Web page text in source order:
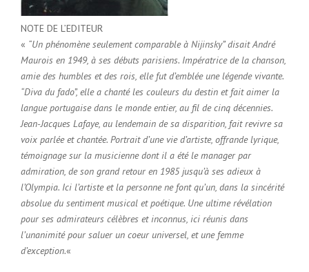
NOTE DE L’EDITEUR
« “Un phénomène seulement comparable à Nijinsky” disait André
Maurois en 1949, à ses débuts parisiens. Impératrice de la chanson,
amie des humbles et des rois, elle fut d’emblée une légende vivante.
“Diva du fado”, elle a chanté les couleurs du destin et fait aimer la
langue portugaise dans le monde entier, au fil de cinq décennies.
Jean-Jacques Lafaye, au lendemain de sa disparition, fait revivre sa
voix parlée et chantée. Portrait d’une vie d’artiste, offrande lyrique,
témoignage sur la musicienne dont il a été le manager par
admiration, de son grand retour en 1985 jusqu’à ses adieux à
l’Olympia. Ici l’artiste et la personne ne font qu’un, dans la sincérité
absolue du sentiment musical et poétique. Une ultime révélation
pour ses admirateurs célèbres et inconnus, ici réunis dans
l’unanimité pour saluer un coeur universel, et une femme
d’exception.«